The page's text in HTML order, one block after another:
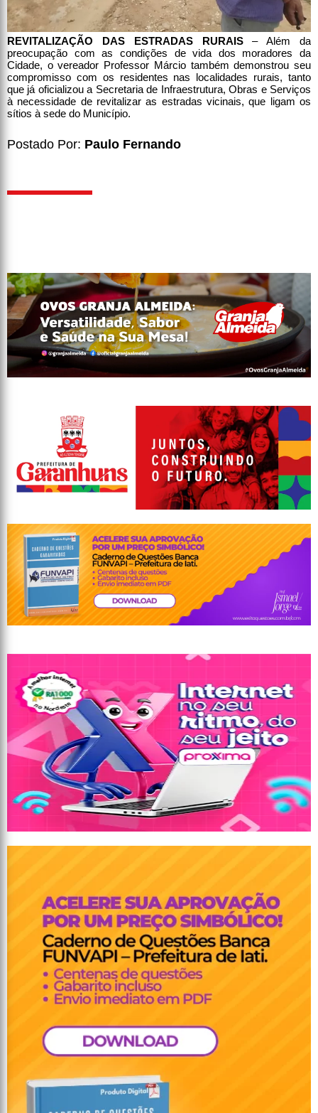
REVITALIZAÇÃO DAS ESTRADAS RURAIS– Além da
preocupação com as condições de vida dos moradores da
Cidade, o vereador Professor Márcio também demonstrou seu
compromisso com os residentes nas localidades rurais, tanto
que já oficializou a Secretaria de Infraestrutura, Obras e Serviços
à necessidade de revitalizar as estradas vicinais, que ligam os
sítios à sede do Município.
Postado Por: Paulo Fernando